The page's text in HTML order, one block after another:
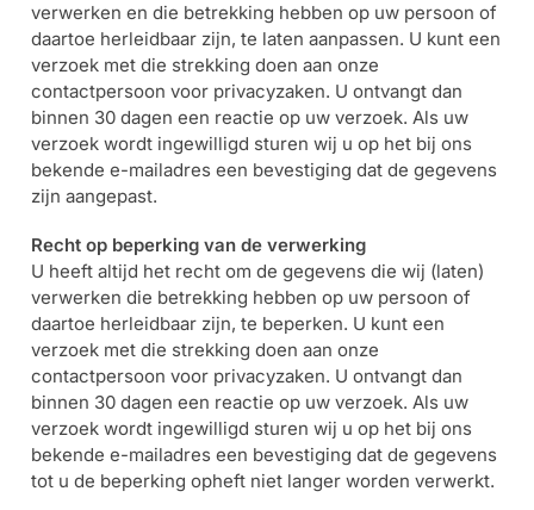
verwerken en die betrekking hebben op uw persoon of
daartoe herleidbaar zijn, te laten aanpassen. U kunt een
verzoek met die strekking doen aan onze
contactpersoon voor privacyzaken. U ontvangt dan
binnen 30 dagen een reactie op uw verzoek. Als uw
verzoek wordt ingewilligd sturen wij u op het bij ons
bekende e-mailadres een bevestiging dat de gegevens
zijn aangepast.
Recht op beperking van de verwerking
U heeft altijd het recht om de gegevens die wij (laten)
verwerken die betrekking hebben op uw persoon of
daartoe herleidbaar zijn, te beperken. U kunt een
verzoek met die strekking doen aan onze
contactpersoon voor privacyzaken. U ontvangt dan
binnen 30 dagen een reactie op uw verzoek. Als uw
verzoek wordt ingewilligd sturen wij u op het bij ons
bekende e-mailadres een bevestiging dat de gegevens
tot u de beperking opheft niet langer worden verwerkt.